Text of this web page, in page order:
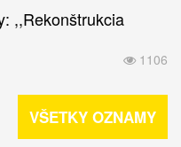
,,Rekonštrukcia
1106
VŠETKY OZNAMY